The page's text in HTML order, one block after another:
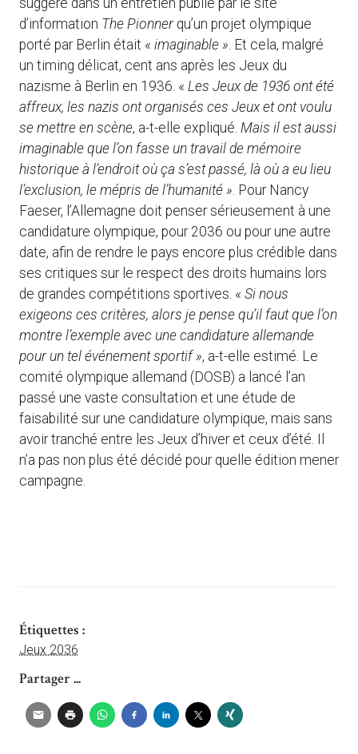
suggéré dans un entretien publié par le site
d’information The Pionnerqu’un projet olympique
porté par Berlin était « imaginable ». Et cela, malgré
un timing délicat, cent ans après les Jeux du
nazisme à Berlin en 1936. « Les Jeux de 1936 ont été
affreux, les nazis ont organisés ces Jeux et ont voulu
se mettre en scène, a-t-elle expliqué. Mais il est aussi
imaginable que l’on fasse un travail de mémoire
historique à l’endroit où ça s’est passé, là où a eu lieu
l’exclusion, le mépris de l’humanité ». Pour Nancy
Faeser, l’Allemagne doit penser sérieusement à une
candidature olympique, pour 2036 ou pour une autre
date, afin de rendre le pays encore plus crédible dans
ses critiques sur le respect des droits humains lors
de grandes compétitions sportives. « Si nous
exigeons ces critères, alors je pense qu’il faut que l’on
montre l’exemple avec une candidature allemande
pour un tel événement sportif », a-t-elle estimé. Le
comité olympique allemand (DOSB) a lancé l’an
passé une vaste consultation et une étude de
faisabilité sur une candidature olympique, mais sans
avoir tranché entre les Jeux d’hiver et ceux d’été. Il
n’a pas non plus été décidé pour quelle édition mener
campagne.
Étiquettes :
Jeux 2036
Partager ...